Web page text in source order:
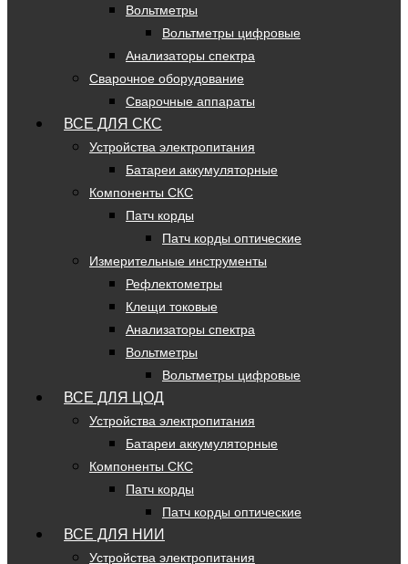
Вольтметры
Вольтметры цифровые
Анализаторы спектра
Сварочное оборудование
Сварочные аппараты
ВСЕ ДЛЯ СКС
Устройства электропитания
Батареи аккумуляторные
Компоненты СКС
Патч корды
Патч корды оптические
Измерительные инструменты
Рефлектометры
Клещи токовые
Анализаторы спектра
Вольтметры
Вольтметры цифровые
ВСЕ ДЛЯ ЦОД
Устройства электропитания
Батареи аккумуляторные
Компоненты СКС
Патч корды
Патч корды оптические
ВСЕ ДЛЯ НИИ
Устройства электропитания